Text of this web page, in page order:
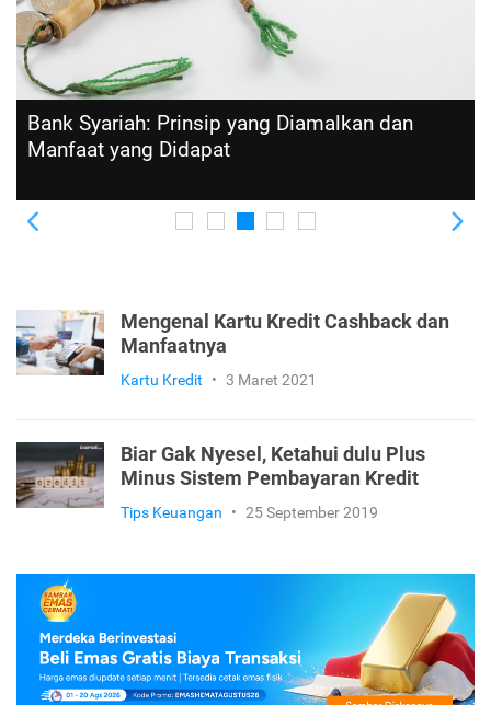
Bank Syariah: Prinsip yang Diamalkan dan
Manfaat yang Didapat
Mengenal Kartu Kredit Cashback dan
Manfaatnya
Kartu Kredit • 3 Maret 2021
Biar Gak Nyesel, Ketahui dulu Plus
Minus Sistem Pembayaran Kredit
Tips Keuangan • 25 September 2019